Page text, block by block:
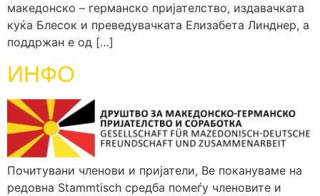
македонско – германско пријателство, издавачката
куќа Блесок и преведувачката Елизабета Линднер, а
поддржан е од […]
ИНФО
Почитувани членови и пријатели, Ве покануваме нa
редовна Stammtisch средба помеѓу членовите и